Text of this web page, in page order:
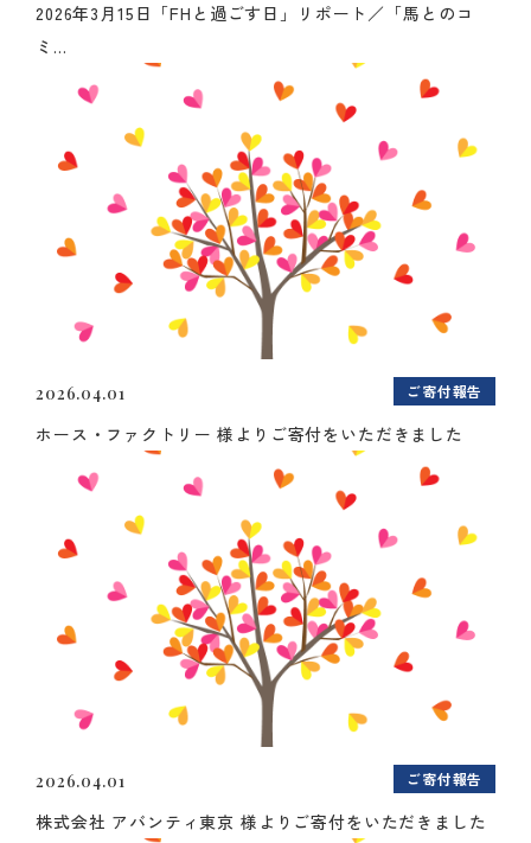
2026年3月15日「FHと過ごす日」リポート／「馬とのコ
ミ...
2026.04.01 ご寄付報告
ホース・ファクトリー 様よりご寄付をいただきました
2026.04.01 ご寄付報告
株式会社 アバンティ東京 様よりご寄付をいただきました